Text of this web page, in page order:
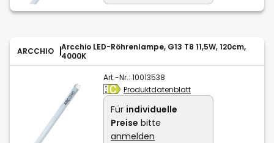
ARCCHIO
Arcchio LED-Röhrenlampe, G13 T8 11,5W, 120cm,
4000K
Art.-Nr.: 10013538
Produktdatenblatt
Für individuelle
Preise bitte
anmelden